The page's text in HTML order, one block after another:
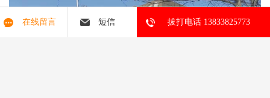
在线留言 短信 拔打电话 13833825773